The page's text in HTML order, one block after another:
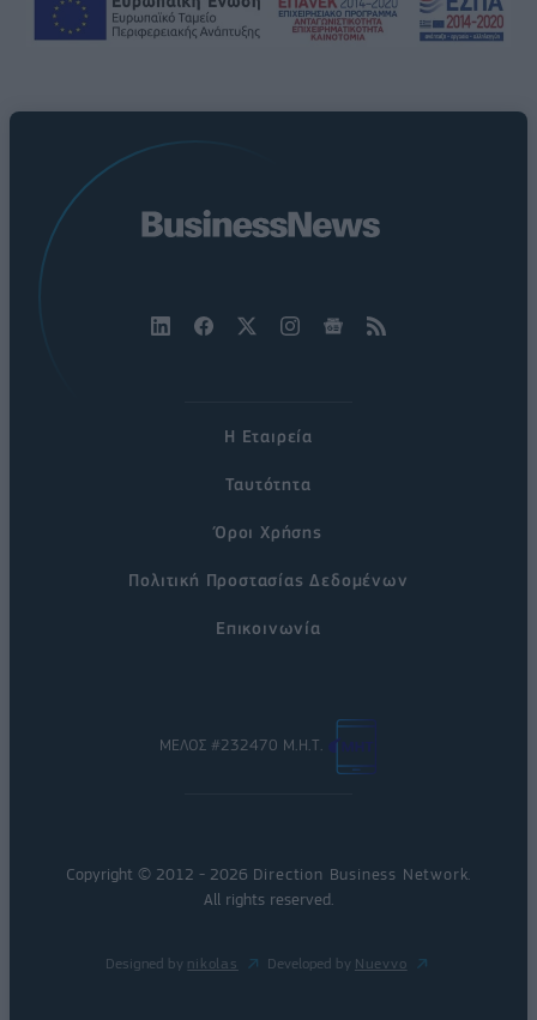
Η Εταιρεία
Ταυτότητα
Όροι Χρήσης
Πολιτική Προστασίας Δεδομένων
Επικοινωνία
ΜΕΛΟΣ #232470 Μ.Η.Τ.
Copyright © 2012 - 2026 Direction Business Network
All rights reserved.
Designed by nikolas Developed by Nuevvo